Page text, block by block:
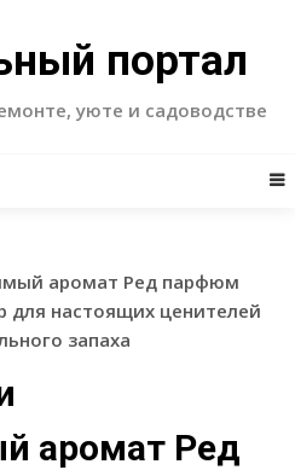
портал
уюте и садоводстве
аромат Ред парфюм
настоящих ценителей
запаха
аромат Ред